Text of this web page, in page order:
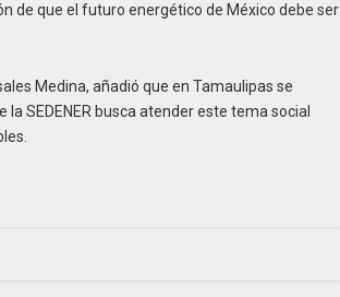
de que el futuro energético de México debe ser
Medina, añadió que en Tamaulipas se
SEDENER busca atender este tema social